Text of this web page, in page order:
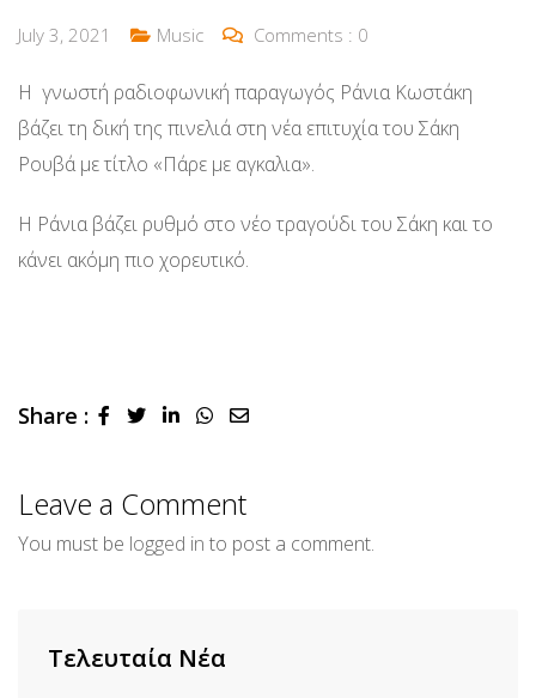
July 3, 2021 Music Comments : 0
H γνωστή ραδιοφωνική παραγωγός Ράνια Κωστάκη
βάζει τη δική της πινελιά στη νέα επιτυχία του Σάκη
Ρουβά με τίτλο «Πάρε με αγκαλια».
Η Ράνια βάζει ρυθμό στο νέο τραγούδι του Σάκη και το
κάνει ακόμη πιο χορευτικό.
Share : LinkedInWhatsapp
Share
Leave a Comment
You must be logged in to post a comment.
Τελευταία Νέα